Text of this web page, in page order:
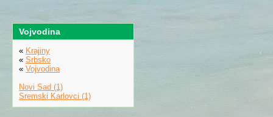
Vojvodina
« Krajiny
« Srbsko
« Vojvodina
Novi Sad (1)
Sremski Karlovci (1)